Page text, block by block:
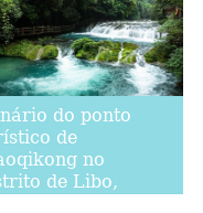
do ponto
de
no
de Libo,